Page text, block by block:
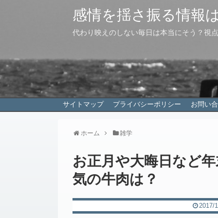
感情を揺さ振る情報
代わり映えのしない毎日は本当にそう？視
サイトマップ プライバシーポリシー お問い
ホーム 雑学
お正月や大晦日など
気の牛肉は？
2017/